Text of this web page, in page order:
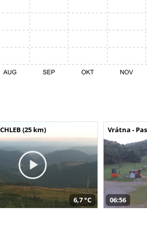
(25 km)
6,7 °C
Vrátna -
06:56